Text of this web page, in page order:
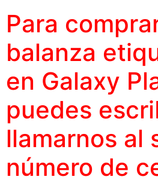
Para
balanza
en Galaxy
puedes
llamarnos al
número de